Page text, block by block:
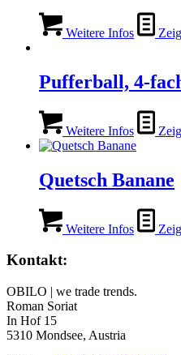
Weitere Infos
Pufferball, 4-
Weitere Infos
Quetsch Banane
Weitere Infos
Kontakt:
OBILO | we trade trends.
Roman Soriat
In Hof 15
5310 Mondsee, Austria